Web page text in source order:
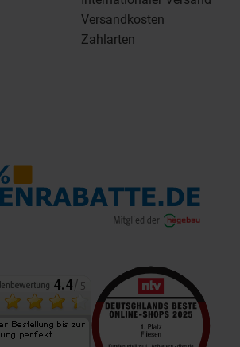
Versandkosten
Zahlarten